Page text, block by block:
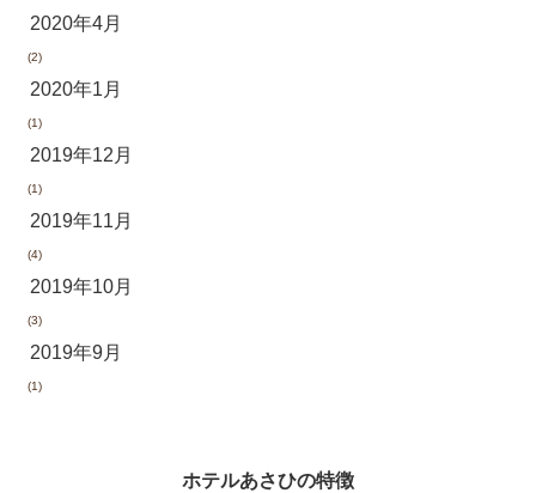
2020年4月
(2)
2020年1月
(1)
2019年12月
(1)
2019年11月
(4)
2019年10月
(3)
2019年9月
(1)
ホテルあさひの特徴